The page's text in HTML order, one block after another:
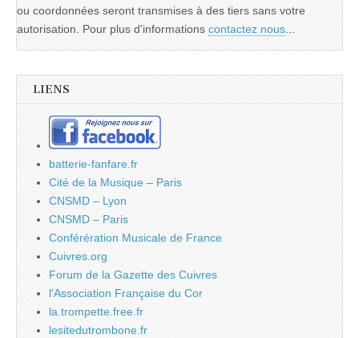
ou coordonnées seront transmises à des tiers sans votre
autorisation. Pour plus d'informations contactez nous...
LIENS
batterie-fanfare.fr
Cité de la Musique – Paris
CNSMD – Lyon
CNSMD – Paris
Conférération Musicale de France
Cuivres.org
Forum de la Gazette des Cuivres
l'Association Française du Cor
la.trompette.free.fr
lesitedutrombone.fr